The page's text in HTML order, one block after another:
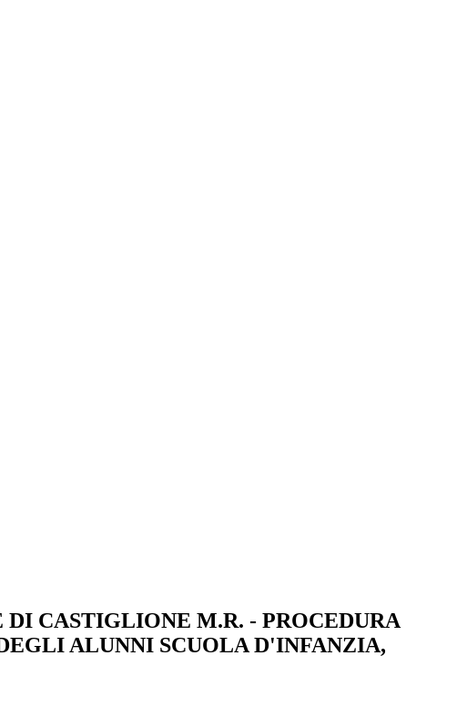
DI CASTIGLIONE M.R. - PROCEDURA
ALUNNI SCUOLA D'INFANZIA,